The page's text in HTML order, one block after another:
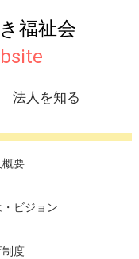
福祉会
法人を知る
要
ビジョン
度